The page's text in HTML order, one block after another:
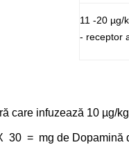
11 -20 µg/
- receptor
care infuzează 10 µg/
30 = mg de Dopamină